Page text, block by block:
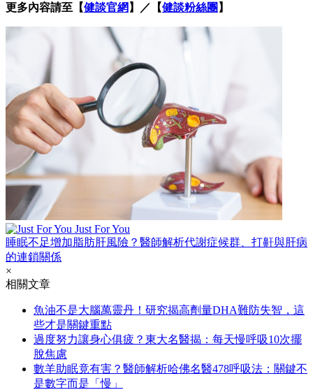
更多內容請至【健談官網 】／【健談粉絲團 】
Just For You
睡眠不足增加脂肪肝風險？醫師解析代謝症候群、打鼾與肝病
的連鎖關係
×
相關文章
魚油不是大腦萬靈丹！研究揭高劑量DHA難防失智，這
些才是關鍵重點
過度努力讓身心俱疲？東大名醫揭：每天慢呼吸10次擺
脫焦慮
數羊助眠竟有害？醫師解析哈佛名醫478呼吸法：關鍵不
是數字而是「慢」